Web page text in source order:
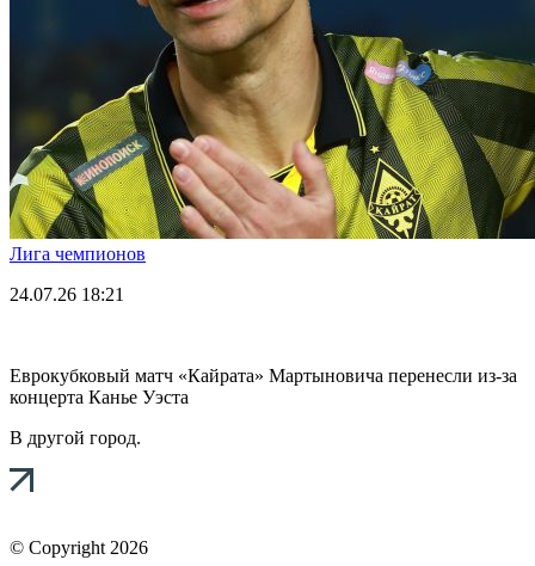
Лига чемпионов
24.07.26 18:21
Еврокубковый матч «Кайрата» Мартыновича перенесли из-за
концерта Канье Уэста
В другой город.
© Copyright 2026